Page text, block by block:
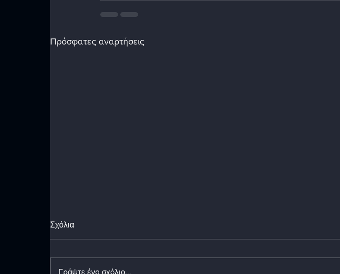
Πρόσφατες αναρτήσεις
Σχόλια
Γράψτε ένα σχόλιο...